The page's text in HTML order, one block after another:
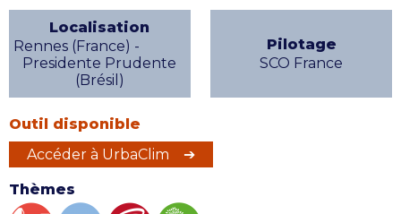
Thèmes
Localisation
Rennes (France) -
Presidente Prudente
(Brésil)
Pilotage
SCO France
Outil disponible
Accéder à UrbaClim ➔